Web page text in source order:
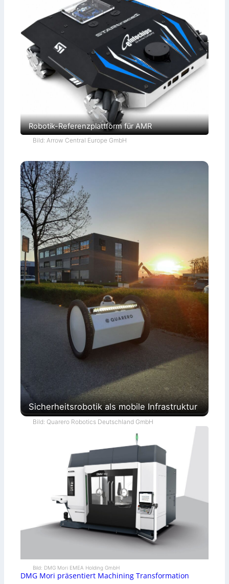
Robotik-Referenzplattform für AMR
Bild: Arrow Central Europe GmbH
Sicherheitsrobotik als mobile Infrastruktur
Bild: Quarero Robotics Deutschland GmbH
Bild: DMG Mori EMEA Holding GmbH
DMG Mori präsentiert Machining Transformation